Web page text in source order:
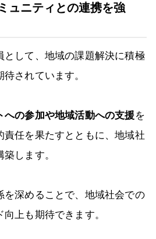
ュニティとの連携を強
として、地域の課題解決に積極
されています。
への参加や地域活動への支援を
責任を果たすとともに、地域社
します。
を深めることで、地域社会での
上も期待できます。